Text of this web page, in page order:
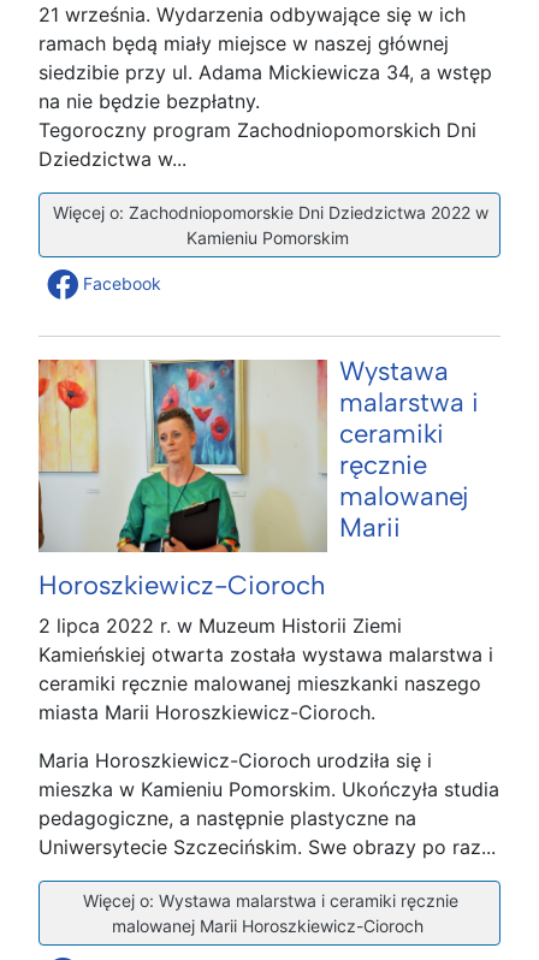
21 września. Wydarzenia odbywające się w ich
ramach będą miały miejsce w naszej głównej
siedzibie przy ul. Adama Mickiewicza 34, a wstęp
na nie będzie bezpłatny.
Tegoroczny program Zachodniopomorskich Dni
Dziedzictwa w...
Więcej o: Zachodniopomorskie Dni Dziedzictwa 2022 w
Kamieniu Pomorskim
Facebook
Wystawa
malarstwa i
ceramiki
ręcznie
malowanej
Marii
Horoszkiewicz-Cioroch
2 lipca 2022 r. w Muzeum Historii Ziemi
Kamieńskiej otwarta została wystawa malarstwa i
ceramiki ręcznie malowanej mieszkanki naszego
miasta Marii Horoszkiewicz-Cioroch.
Maria Horoszkiewicz-Cioroch urodziła się i
mieszka w Kamieniu Pomorskim. Ukończyła studia
pedagogiczne, a następnie plastyczne na
Uniwersytecie Szczecińskim. Swe obrazy po raz...
Więcej o: Wystawa malarstwa i ceramiki ręcznie
malowanej Marii Horoszkiewicz-Cioroch